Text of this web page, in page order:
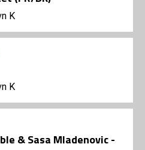
K
K
& Sasa Mladenovic -